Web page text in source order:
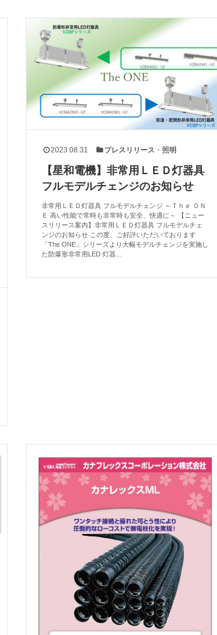
2023.08.31 プレスリリース ・ 照明
【星和電機】非常用ＬＥＤ灯器具
フルモデルチェンジのお知らせ
非常用ＬＥＤ灯器具 フルモデルチェンジ ～Ｔｈｅ ＯＮ
Ｅ 高い性能で常時も非常時も安全、快適に～ 【ニュー
スリリース案内】非常用ＬＥＤ灯器具 フルモデルチェ
ンジのお知らせ この度、ご好評いただいております
「The ONE」シリーズより大幅モデルチェンジを実施し
た防爆形非常用LED 灯器...